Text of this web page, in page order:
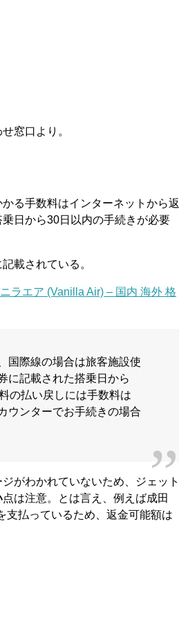
窓口より。
る手数料はインターネットから返
日から30日以内の手続きが必要
載されている。
ラエア (Vanilla Air) – 国内 海外 格
国際線の場合は旅客施設使
に記載された搭乗日から
の払い戻しには手数料は
ウンターでお手続きの場合
がわかれていないため、ジェット
点は注意。とは言え、例えば成田
払っているため、返金可能額は